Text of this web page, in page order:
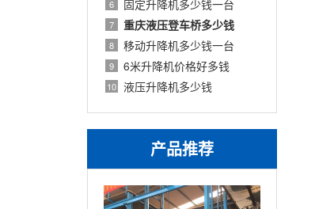
6 固定升降机多少钱一台
7 重庆液压登车桥多少钱
8 移动升降机多少钱一台
9 6米升降机价格好多钱
10 液压升降机多少钱
产品推荐